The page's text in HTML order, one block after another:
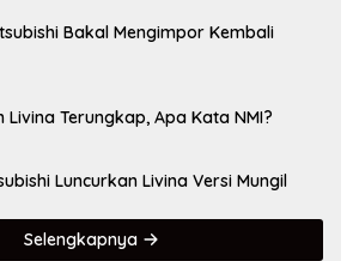
Bakal Mengimpor Kembali
Livina Terungkap, Apa Kata NMI?
Luncurkan Livina Versi Mungil
Selengkapnya